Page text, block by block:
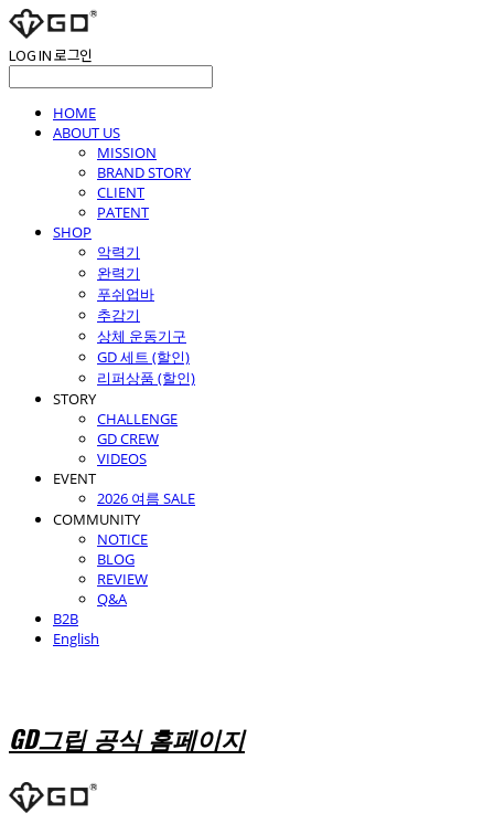
LOG IN로그인
HOME
ABOUT US
MISSION
BRAND STORY
CLIENT
PATENT
SHOP
악력기
완력기
푸쉬업바
추감기
상체 운동기구
GD 세트 (할인)
리퍼상품 (할인)
STORY
CHALLENGE
GD CREW
VIDEOS
EVENT
2026 여름 SALE
COMMUNITY
NOTICE
BLOG
REVIEW
Q&A
B2B
English
GD그립 공식 홈페이지